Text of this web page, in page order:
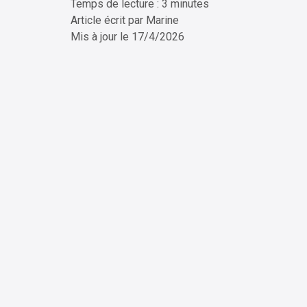
Temps de lecture : 3 minutes
Article écrit par Marine
Mis à jour le 17/4/2026